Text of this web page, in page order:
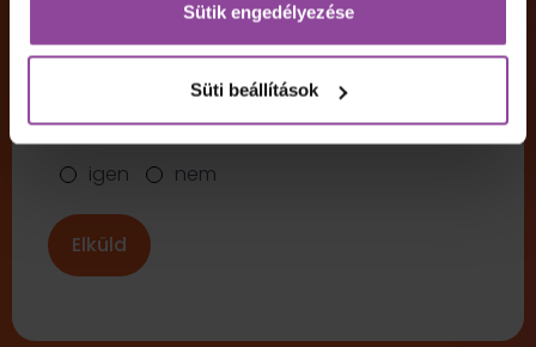
Sütik engedélyezése
Süti beállítások
Adatkezelési tájékoztatóbanfoglaltak szerint.
Hírlevél*
Szeretnék feliratkozni a Pannon Kincstár
hírlevelére, hogy a képzésről további
információkat kapjak.
igen
nem